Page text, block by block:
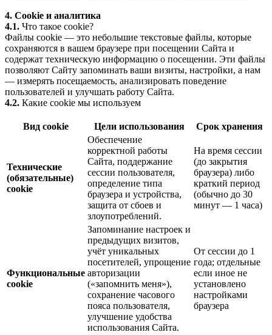
4. Cookie и аналитика
4.1. Что такое cookie?
Файлы cookie — это небольшие текстовые файлы, которые
сохраняются в вашем браузере при посещении Сайта и
содержат техническую информацию о посещении. Эти файлы
позволяют Сайту запоминать ваши визиты, настройки, а нам
— измерять посещаемость, анализировать поведение
пользователей и улучшать работу Сайта.
4.2. Какие cookie мы используем
Вид cookie Цели использования Срок хранения
Технические
(обязательные)
cookie
Обеспечение
корректной работы
Сайта, поддержание
сессии пользователя,
определение типа
браузера и устройства,
защита от сбоев и
злоупотреблений.
На время сессии
(до закрытия
браузера) либо
краткий период
(обычно до 30
минут — 1 часа)
Функциональные
cookie
Запоминание настроек и
предыдущих визитов,
учёт уникальных
посетителей, упрощение
авторизации
(«запомнить меня»),
сохранение часового
пояса пользователя,
улучшение удобства
использования Сайта.
От сессии до 1
года; отдельные
если иное не
установлено
настройками
браузера